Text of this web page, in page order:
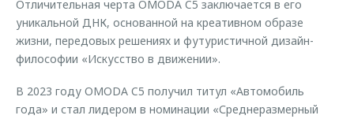
Отличительная черта OMODA C5 заключается в его
уникальной ДНК, основанной на креативном образе
жизни, передовых решениях и футуристичной дизайн-
философии «Искусство в движении».
В 2023 году OMODA C5 получил титул «Автомобиль
года» и стал лидером в номинации «Среднеразмерный